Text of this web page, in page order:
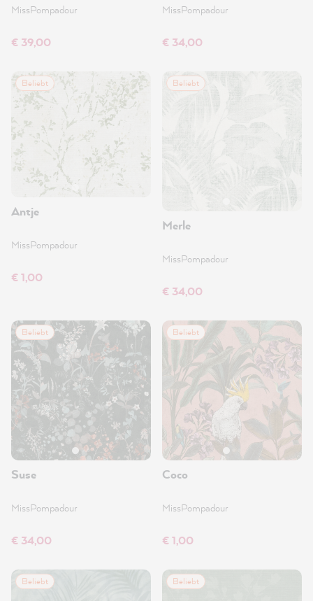
MissPompadour
€ 39,00
MissPompadour
€ 34,00
Beliebt
Antje
MissPompadour
€ 1,00
Beliebt
Merle
MissPompadour
€ 34,00
Beliebt
Suse
MissPompadour
€ 34,00
Beliebt
Coco
MissPompadour
€ 1,00
Beliebt Beliebt